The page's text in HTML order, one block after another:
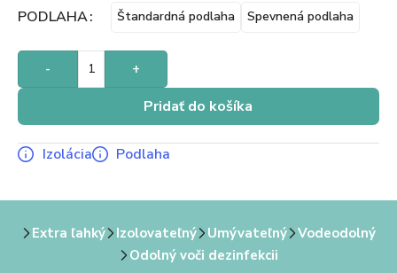
PODLAHA Štandardná podlaha Spevnená podlaha
- +
Pridať do košíka
Izolácia Podlaha
Extra ľahký Izolovateľný Umývateľný
Vodeodolný
Odolný voči dezinfekcii